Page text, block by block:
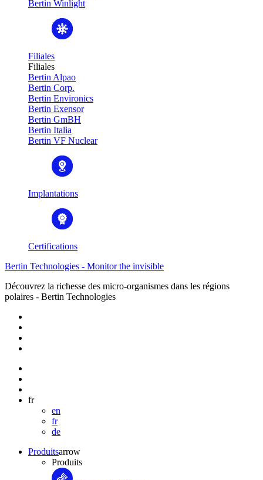
Bertin Winlight
Filiales
Filiales
Bertin Alpao
Bertin Corp.
Bertin Environics
Bertin Exensor
Bertin GmBH
Bertin Italia
Bertin VF Nuclear
Implantations
Certifications
Bertin Technologies - Monitor the invisible
Découvrez la richesse des micro-organismes dans les régions
polaires - Bertin Technologies
fr
en
fr
de
Produitsarrow
Produits